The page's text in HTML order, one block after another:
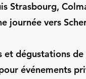
Strasbourg,
journée vers
et dégustations
événements